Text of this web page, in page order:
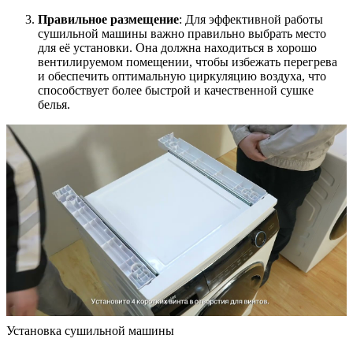
Правильное размещение: Для эффективной работы
сушильной машины важно правильно выбрать место
для её установки. Она должна находиться в хорошо
вентилируемом помещении, чтобы избежать перегрева
и обеспечить оптимальную циркуляцию воздуха, что
способствует более быстрой и качественной сушке
белья.
Установка сушильной машины